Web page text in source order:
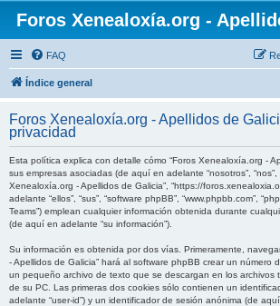
Foros Xenealoxía.org -
FAQ
Índice general
Foros Xenealoxía.org - Apellidos de
privacidad
Esta política explica con detalle cómo “Foros Xenealoxía.org -
sus empresas asociadas (de aquí en adelante “nosotros”, “nos”,
Xenealoxía.org - Apellidos de Galicia”, “https://
adelante “ellos”, “sus”, “software phpBB”, “www.phpbb.com”,
Teams”) emplean cualquier información obtenida durante
(de aquí en adelante “su información”).
Su información es obtenida por dos vías. Primeramente,
- Apellidos de Galicia” hará al software phpBB crear un número
un pequeño archivo de texto que se descargan en los archivos
de su PC. Las primeras dos cookies sólo contienen un
adelante “user-id”) y un identificador de sesión anónima (de aquí